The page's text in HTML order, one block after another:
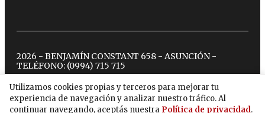
Utilizamos cookies propias y terceros para mejorar tu
experiencia de navegación y analizar nuestro tráfico. Al
continuar navegando, aceptás nuestra Política de privacidad.
2026 - BENJAMÍN CONSTANT 658 - ASUNCIÓN -
TELÉFONO: (0994) 715 715
twitterinstagram
facebook
tiktokyoutubespotify